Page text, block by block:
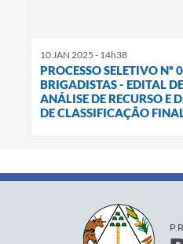
10 JAN 2025 - 14h38
PROCESSO SELETIVO Nº
BRIGADISTAS - EDITAL
ANÁLISE DE RECURSO E
DE CLASSIFICAÇÃO